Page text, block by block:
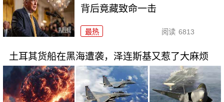
背后竟藏致命一击
最热 阅读 6813
土耳其货船在黑海遭袭，泽连斯基又惹了大麻烦